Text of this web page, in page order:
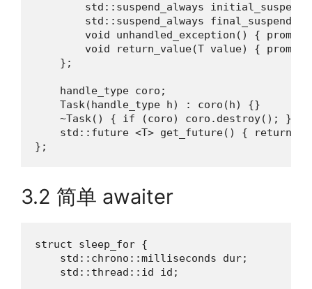
std::suspend_always
std::suspend_always final_suspend()
void unhandled_exception() {
void return_value(T value) {
    };
    handle_type coro;
    Task(handle_type h) : coro(h) {}
    ~Task() { if (coro) coro.destroy(); }
std::future <T> get_future() { return
};
3.2 简单 awaiter
struct sleep_for {
    std::chrono::milliseconds dur;
    std::thread::id id;